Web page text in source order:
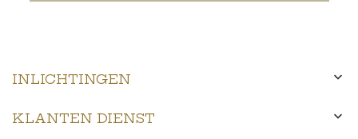
INLICHTINGEN 
KLANTEN DIENST 